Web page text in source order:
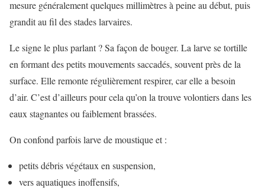
mesure généralement quelques millimètres à peine au début, puis
grandit au fil des stades larvaires.
Le signe le plus parlant ? Sa façon de bouger. La larve se tortille
en formant des petits mouvements saccadés, souvent près de la
surface. Elle remonte régulièrement respirer, car elle a besoin
d’air. C’est d’ailleurs pour cela qu’on la trouve volontiers dans les
eaux stagnantes ou faiblement brassées.
On confond parfois larve de moustique et :
petits débris végétaux en suspension,
vers aquatiques inoffensifs,